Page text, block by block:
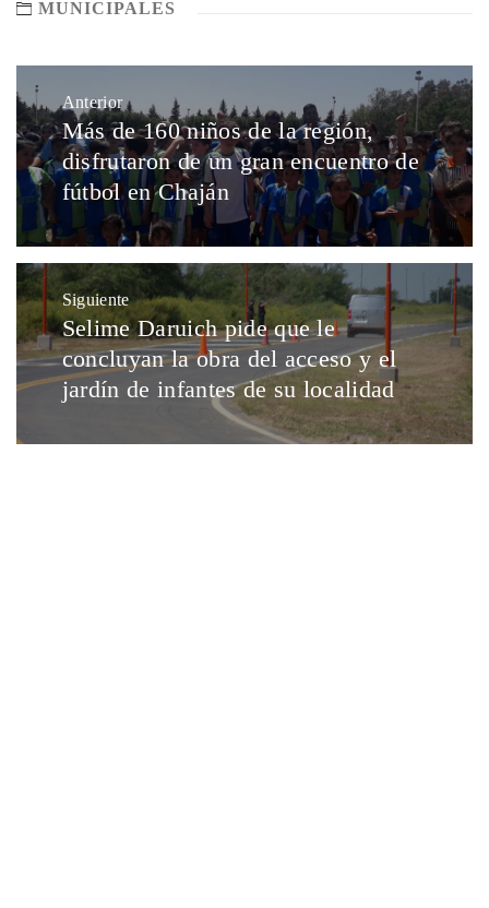
MUNICIPALES
Anterior
Más de 160 niños de la región,
disfrutaron de un gran encuentro de
fútbol en Chaján
Siguiente
Selime Daruich pide que le
concluyan la obra del acceso y el
jardín de infantes de su localidad